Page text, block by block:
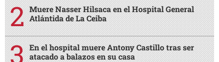
Muere Nasser Hilsaca en el Hospital General
Atlántida de La Ceiba
En el hospital muere Antony Castillo tras ser
atacado a balazos en su casa